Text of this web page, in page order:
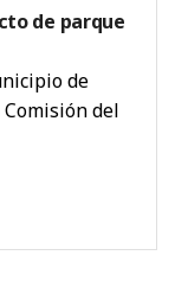
de parque
de
del